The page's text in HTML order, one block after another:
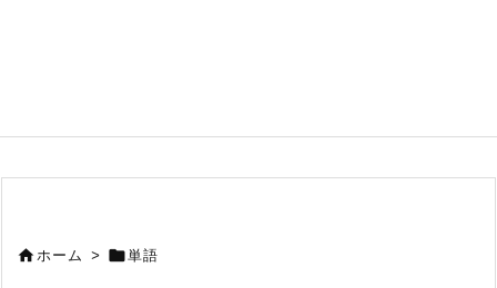
ホーム > 単語